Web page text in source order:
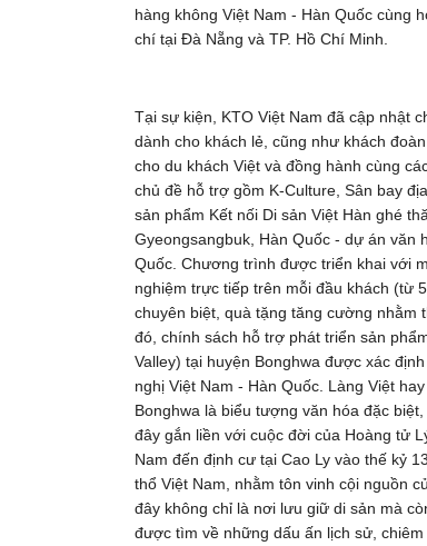
hàng không Việt Nam - Hàn Quốc cùng
chí tại Đà Nẵng và TP. Hồ Chí Minh.
Tại sự kiện, KTO Việt Nam đã cập nhật
dành cho khách lẻ, cũng như khách
cho du khách Việt và đồng hành cùng
chủ đề hỗ trợ gồm K-Culture, Sân bay
sản phẩm Kết nối Di sản Việt Hàn ghé
Gyeongsangbuk, Hàn Quốc - dự án văn
Quốc. Chương trình được triển khai với
nghiệm trực tiếp trên mỗi đầu khách (từ
chuyên biệt, quà tặng tăng cường nhằm
đó, chính sách hỗ trợ phát triển sản
Valley) tại huyện Bonghwa được xác
nghị Việt Nam - Hàn Quốc. Làng Việt
Bonghwa là biểu tượng văn hóa đặc
đây gắn liền với cuộc đời của Hoàng tử
Nam đến định cư tại Cao Ly vào thế kỷ
thổ Việt Nam, nhằm tôn vinh cội nguồn
đây không chỉ là nơi lưu giữ di sản mà
được tìm về những dấu ấn lịch sử,